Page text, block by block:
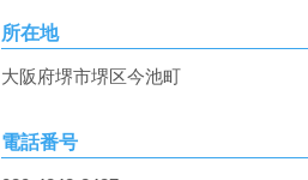
所在地
大阪府堺市堺区今池町
電話番号